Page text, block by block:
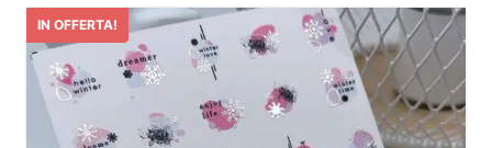
IN OFFERTA!